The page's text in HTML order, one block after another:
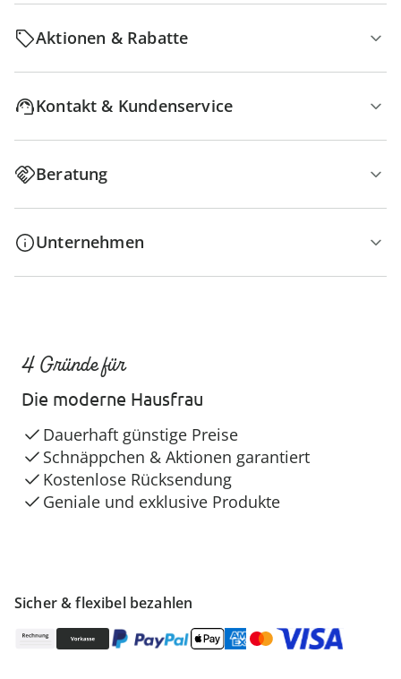
Aktionen & Rabatte
Kontakt & Kundenservice
Beratung
Unternehmen
Sicher & flexibel bezahlen
4 Gründe für
Die moderne Hausfrau
Dauerhaft günstige Preise
Schnäppchen & Aktionen garantiert
Kostenlose Rücksendung
Geniale und exklusive Produkte